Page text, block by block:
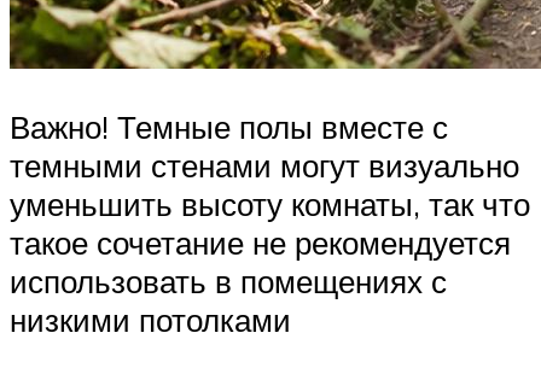
Важно! Темные полы вместе с
темными стенами могут визуально
уменьшить высоту комнаты, так что
такое сочетание не рекомендуется
использовать в помещениях с
низкими потолками